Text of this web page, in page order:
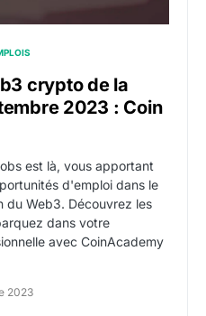
crypto de la
2023 : Coin
est là, vous apportant
d'emploi dans le
du Web3. Découvrez les
dans votre
avec CoinAcademy
2023